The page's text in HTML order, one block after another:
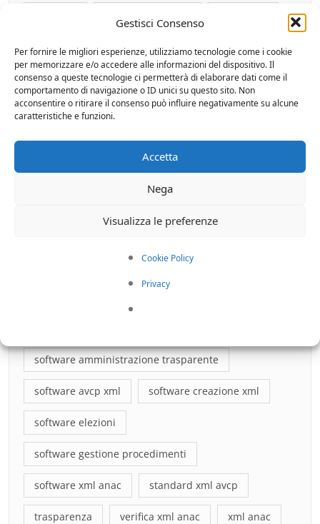
Gestisci Consenso
Per fornire le migliori esperienze, utilizziamo tecnologie come i cookie
per memorizzare e/o accedere alle informazioni del dispositivo. Il
consenso a queste tecnologie ci permetterà di elaborare dati come il
comportamento di navigazione o ID unici su questo sito. Non
acconsentire o ritirare il consenso può influire negativamente su alcune
caratteristiche e funzioni.
Accetta
Nega
Visualizza le preferenze
Cookie Policy
Privacy
comma 32 art 1 legge 190/12
creazione file xml anac D.L. 22.06.2012 n° 83
D.L. n. 83/2012 ddl anticorruzione
decreto sviluppo decreto sviluppo pa
delibera avcp elezioni
obblighi pubblica amministrazione
software amministrazione trasparente
software avcp xml software creazione xml
software elezioni
software gestione procedimenti
software xml anac standard xml avcp
trasparenza verifica xml anac xml anac